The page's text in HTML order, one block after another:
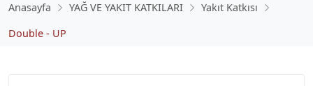
Anasayfa YAĞ VE YAKIT KATKILARI
Yakıt Katkısı
Double - UP